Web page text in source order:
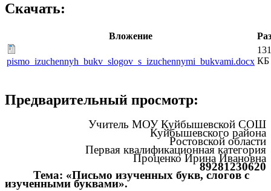
Скачать:
Вложение
pismo_izuchennyh_bukv_slogov_s_izuchennymi_bukvami.docx КБ
Предварительный просмотр:
Учитель МОУ Куйбышевской СОШ
Куйбышевского района
Ростовской области
Первая квалификационная категория
Проценко Ирина Ивановна
89281230620
Тема: «Письмо изученных букв, слогов с
изученными буквами».